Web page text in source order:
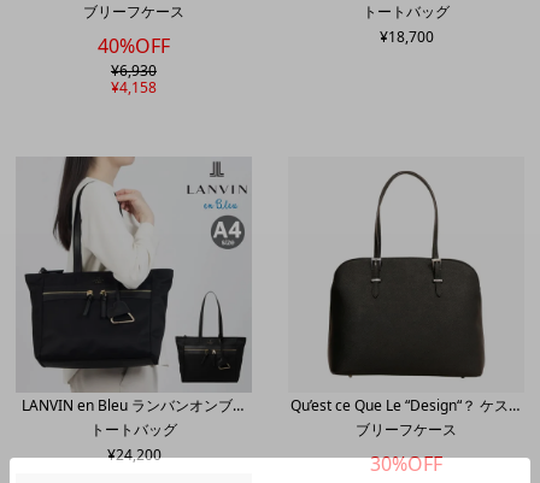
ルデザイン
ブリーフケース
40%OFF
¥6,930
¥4,158
トートバッグ
¥18,700
LANVIN en Bleu ランバンオンブル
ー
トートバッグ
¥24,200
Qu’est ce Que Le “Design“？ ケスク
ルデザイン
ブリーフケース
30%OFF